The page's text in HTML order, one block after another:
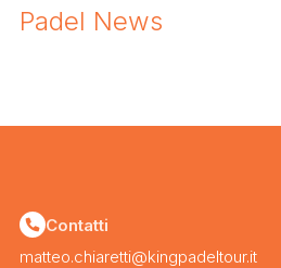
Padel News
Contatti
matteo.chiaretti@kingpadeltour.it